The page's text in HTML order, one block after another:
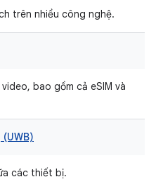
trên nhiều công nghệ.
bao gồm cả eSIM và
các thiết bị.